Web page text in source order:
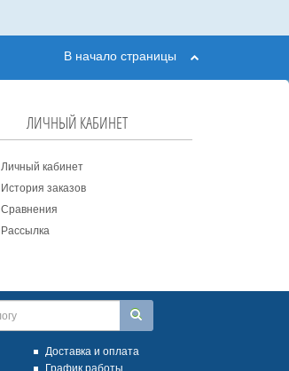
В начало страницы
ЛИЧНЫЙ КАБИНЕТ
Личный кабинет
История заказов
Сравнения
Рассылка
Доставка и оплата
График работы